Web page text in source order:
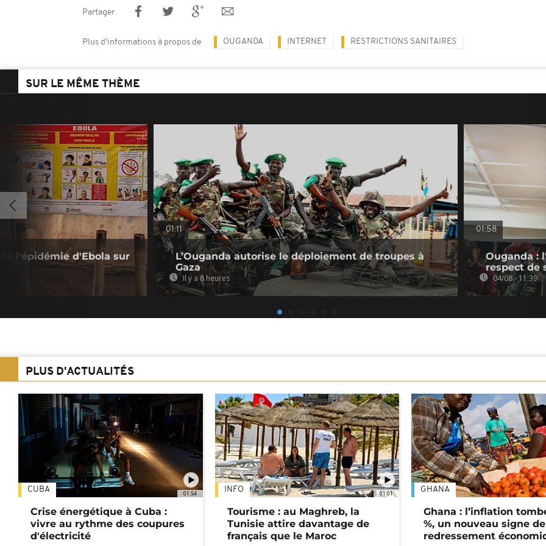
Partager
Plus d'informations à propos de OUGANDA INTERNET RESTRICTIONS SANITAIRES
SUR LE MÊME THÈME
l'épidémie d'Ebola sur
01:11
L’Ouganda autorise le déploiement de troupes à
Gaza
Il y a 8 heures
01:58
Ouganda :
respect de
04/08 - 11:39
PLUS D'ACTUALITÉS
01:54
CUBA
Crise énergétique à Cuba :
vivre au rythme des coupures
d'électricité
01:01
INFO
Tourisme : au Maghreb, la
Tunisie attire davantage de
français que le Maroc
GHANA
Ghana : l’inflation
%, un nouveau signe de
redressement